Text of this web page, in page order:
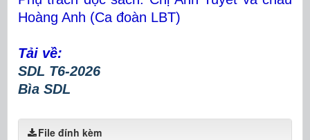
Hoàng Anh (Ca đoàn LBT)
Tải về:
SDL T6-2026
Bìa SDL
File đính kèm